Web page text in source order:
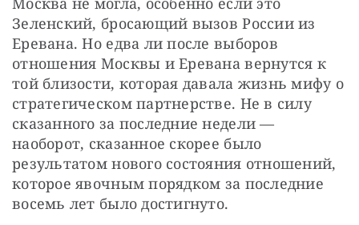
Зеленский, бросающий вызов России из
Еревана. Но едва ли после выборов
отношения Москвы и Еревана вернутся к
той близости, которая давала жизнь мифу о
стратегическом партнерстве. Не в силу
сказанного за последние недели —
наоборот, сказанное скорее было
результатом нового состояния отношений,
которое явочным порядком за последние
восемь лет было достигнуто.